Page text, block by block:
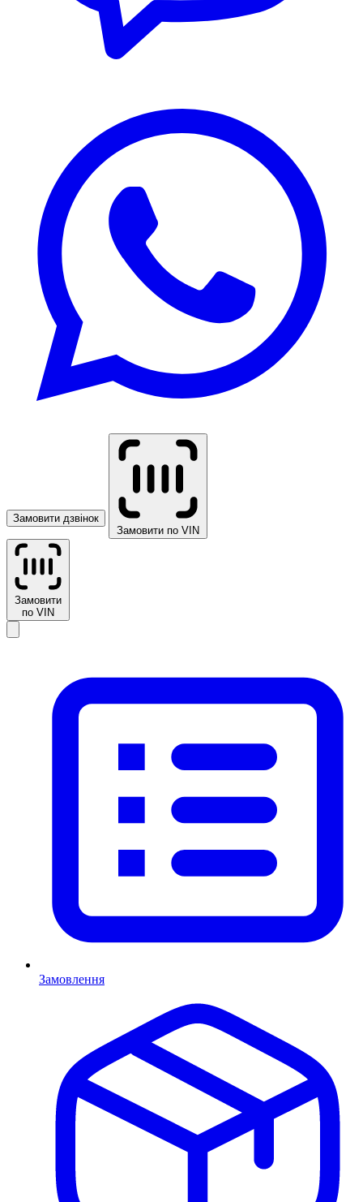
Замовити дзвінок
Замовити по VIN
Замовити
по VIN
Замовлення